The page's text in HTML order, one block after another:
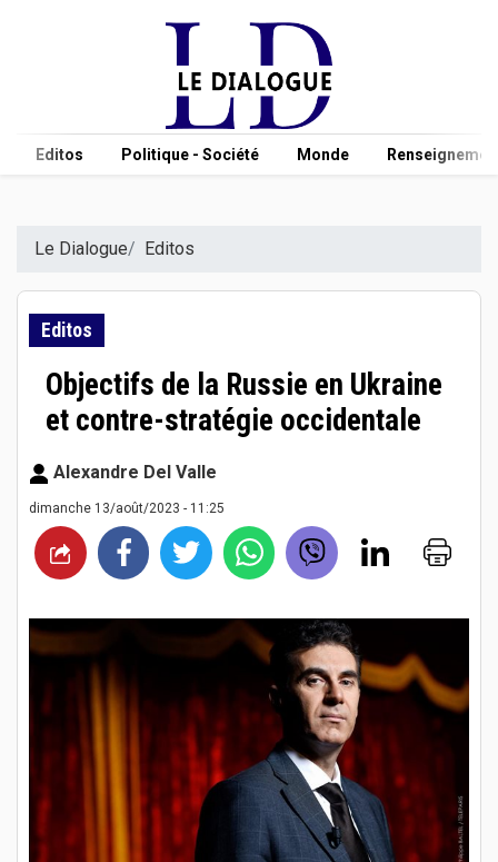
Editos Politique - Société Monde
Le Dialogue Editos
Editos
Objectifs de la Russie en Ukraine
et contre-stratégie occidentale
Alexandre Del Valle
dimanche 13/août/2023 - 11:25